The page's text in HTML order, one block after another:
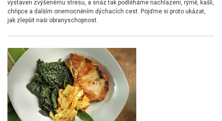
vystaven zvýšenému stresu, a snáz tak podléháme nachlazení, rýmě, kašli,
chřipce a dalším onemocněním dýchacích cest. Pojďme si proto ukázat,
jak zlepšit naši obranyschopnost.